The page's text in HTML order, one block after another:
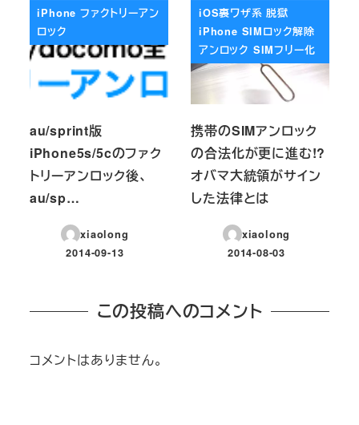
iPhone ファクトリーアン
ロック
au/sprint版
iPhone5s/5cのファク
トリーアンロック後、
au/sp…
xiaolong
投稿日
2014-09-13
iOS裏ワザ系 脱獄
iPhone SIMロック解除
アンロック SIMフリー化
携帯のSIMアンロック
の合法化が更に進む!?
オバマ大統領がサイン
した法律とは
xiaolong
投稿日
2014-08-03
この投稿へのコメント
コメントはありません。